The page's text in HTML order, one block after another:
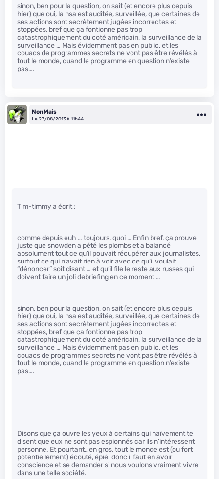
sinon, ben pour la question, on sait (et encore plus depuis
hier) que oui, la nsa est auditée, surveillée, que certaines de
ses actions sont secrètement jugées incorrectes et
stoppées, bref que ça fontionne pas trop
catastrophiquement du coté américain, la surveillance de la
surveillance … Mais évidemment pas en public, et les
couacs de programmes secrets ne vont pas être révélés à
tout le monde, quand le programme en question n’existe
pas….
NonMais
Le 23/08/2013 à 11h44
Tim-timmy a écrit :
comme depuis euh … toujours, quoi … Enfin bref, ça prouve
juste que snowden a pété les plombs et a balancé
absolument tout ce qu’il pouvait récupérer aux journalistes,
surtout ce qui n’avait rien à voir avec ce qu’il voulait
“dénoncer” soit disant … et qu’il file le reste aux russes qui
doivent faire un joli debriefing en ce moment …
sinon, ben pour la question, on sait (et encore plus depuis
hier) que oui, la nsa est auditée, surveillée, que certaines de
ses actions sont secrètement jugées incorrectes et
stoppées, bref que ça fontionne pas trop
catastrophiquement du coté américain, la surveillance de la
surveillance … Mais évidemment pas en public, et les
couacs de programmes secrets ne vont pas être révélés à
tout le monde, quand le programme en question n’existe
pas….
Disons que ça ouvre les yeux à certains qui naïvement te
disent que eux ne sont pas espionnés car ils n’intéressent
personne. Et pourtant…en gros, tout le monde est (ou fort
potentiellement) écouté, épié. donc il faut en avoir
conscience et se demander si nous voulons vraiment vivre
dans une telle société.